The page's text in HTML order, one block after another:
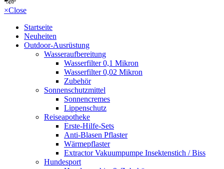
×Close
Startseite
Neuheiten
Outdoor-Ausrüstung
Wasseraufbereitung
Wasserfilter 0,1 Mikron
Wasserfilter 0,02 Mikron
Zubehör
Sonnenschutzmittel
Sonnencremes
Lippenschutz
Reiseapotheke
Erste-Hilfe-Sets
Anti-Blasen Pflaster
Wärmepflaster
Extractor Vakuumpumpe Insektenstich / Biss
Hundesport